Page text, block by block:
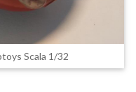
Scala 1/32